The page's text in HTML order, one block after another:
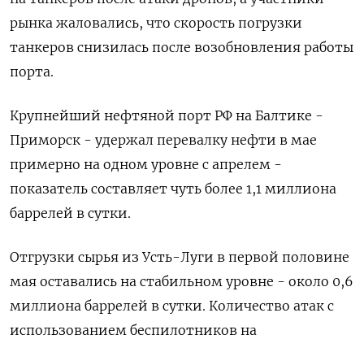
рынка жаловались, что скорость погрузки
танкеров снизилась после возобновления работы
порта.
Крупнейший нефтяной порт РФ на Балтике -
Приморск - удержал перевалку нефти в мае
примерно на одном уровне с апрелем -
показатель составляет чуть более 1,1 миллиона
баррелей в сутки.
Отгрузки сырья из Усть-Луги в первой половине
мая оставались на стабильном уровне - около 0,6
миллиона баррелей в сутки. Количество атак с
использованием беспилотников на